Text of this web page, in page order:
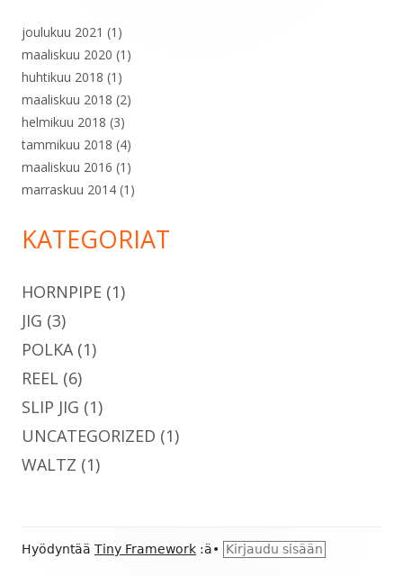
joulukuu 2021 (1)
maaliskuu 2020 (1)
huhtikuu 2018 (1)
maaliskuu 2018 (2)
helmikuu 2018 (3)
tammikuu 2018 (4)
maaliskuu 2016 (1)
marraskuu 2014 (1)
KATEGORIAT
HORNPIPE (1)
JIG (3)
POLKA (1)
REEL (6)
SLIP JIG (1)
UNCATEGORIZED (1)
WALTZ (1)
Alapalkin
Hyödyntää Tiny Framework :ä• Kirjaudu sisään